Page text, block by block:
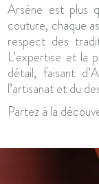
Arsène est plus
couture, chaque
respect des
L’expertise et la
détail, faisant
l’artisanat et du
Partez à la